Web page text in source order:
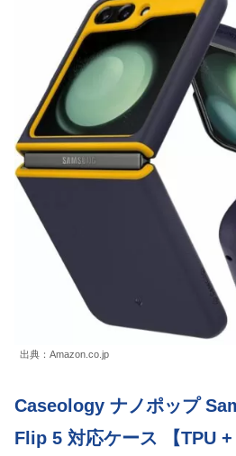
出典：Amazon.co.jp
Caseology ナノポップ
Flip 5 対応ケース 【TPU